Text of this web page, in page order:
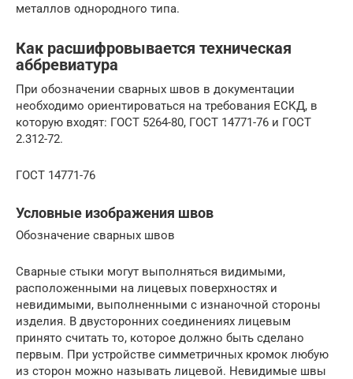
металлов однородного типа.
Как расшифровывается техническая
аббревиатура
При обозначении сварных швов в документации
необходимо ориентироваться на требования ЕСКД, в
которую входят: ГОСТ 5264-80, ГОСТ 14771-76 и ГОСТ
2.312-72.
ГОСТ 14771-76
Условные изображения швов
Обозначение сварных швов
Сварные стыки могут выполняться видимыми,
расположенными на лицевых поверхностях и
невидимыми, выполненными с изнаночной стороны
изделия. В двусторонних соединениях лицевым
принято считать то, которое должно быть сделано
первым. При устройстве симметричных кромок любую
из сторон можно называть лицевой. Невидимые швы